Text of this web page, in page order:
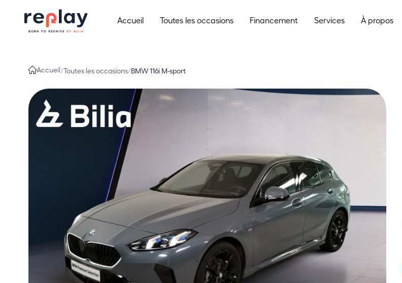
Accueil
Toutes les occasions Financement Services À propos
Accueil/Toutes les occasions/BMW 116i M-sport